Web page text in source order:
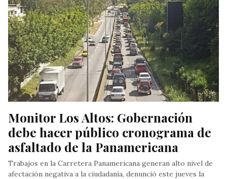
Monitor Los Altos: Gobernación
debe hacer público cronograma de
asfaltado de la Panamericana
Trabajos en la Carretera Panamericana generan alto nivel de
afectación negativa a la ciudadanía, denunció este jueves la